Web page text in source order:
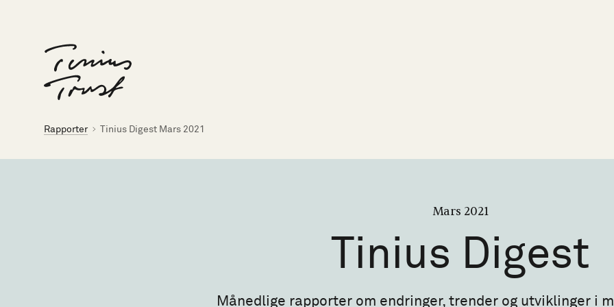
Til forsiden
Brødsmulesti
Rapporter Tinius Digest Mars 2021
Mars 2021
Tinius Digest
Månedlige rapporter om endringer, trender og utviklinger i